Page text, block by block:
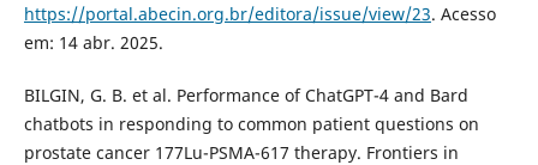
https://portal.abecin.org.br/editora/issue/view/23. Acesso
em: 14 abr. 2025.
BILGIN, G. B. et al. Performance of ChatGPT-4 and Bard
chatbots in responding to common patient questions on
prostate cancer 177Lu-PSMA-617 therapy. Frontiers in